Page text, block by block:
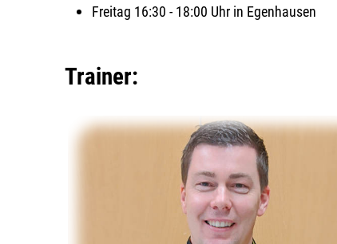
Freitag 16:30 - 18:00 Uhr in Egenhausen
Trainer: